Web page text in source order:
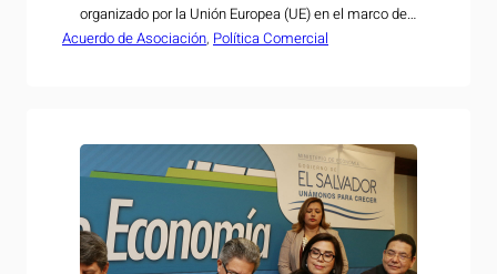
organizado por la Unión Europea (UE) en el marco del
5° aniversario de la implementación del Acuerdo de
Acuerdo de Asociación, Política Comercial